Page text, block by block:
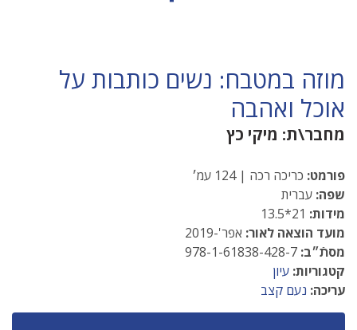
מוזה במטבח: נשים כותבות על
אוכל ואהבה
מחבר\ת: מיקי כץ
פורמט: כריכה רכה | 124 עמ׳
שפה: עברית
מידות:
מועד הוצאה לאור: אפר'-2019
מסתֿ״ב:
קטגוריות: עיון
עריכה: נעם קצב